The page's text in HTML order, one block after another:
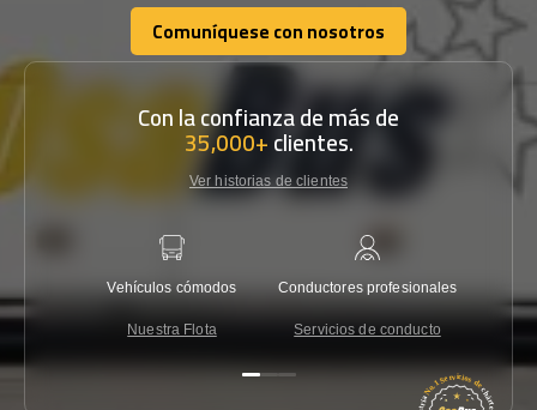
Comuníquese con nosotros
Comuníquese con nosotros
Con la confianza de más de
35,000+clientes.
Ver historias de clientes
Vehículos cómodos
Nuestra Flota
Conductores profesionales
Servicios de conducto